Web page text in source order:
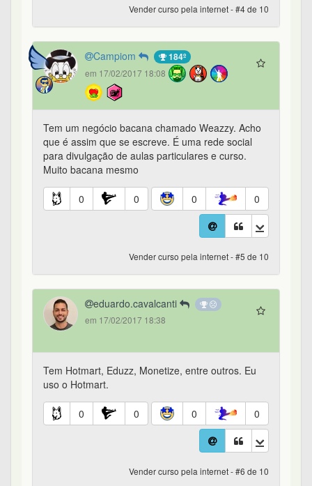
Vender curso pela internet - #4 de 10
Campiom 184º
em 17/02/2017 18:08
Tem um negócio bacana chamado Weazzy. Acho
que é assim que se escreve. É uma rede social
para divulgação de aulas particulares e curso.
Muito bacana mesmo
0 0 0 0
Vender curso pela internet - #5 de 10
eduardo.cavalcanti
em 17/02/2017 18:38
Tem Hotmart, Eduzz, Monetize, entre outros. Eu
uso o Hotmart.
0 0 0 0
Vender curso pela internet - #6 de 10